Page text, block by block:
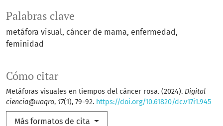
Palabras clave
metáfora visual cáncer de mama enfermedad
feminidad
Cómo citar
Metáforas visuales en tiempos del cáncer rosa. (2024). Digital
ciencia@uaqro, 17(1), 79-92. https://doi.org/10.61820/dc.v17i1.945
Más formatos de cita